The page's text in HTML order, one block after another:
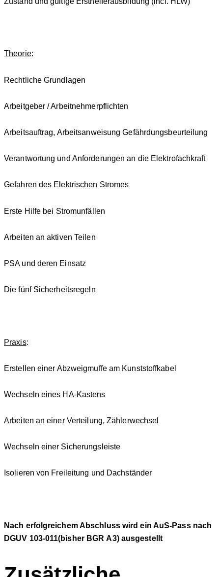
Theorie:
Rechtliche Grundlagen
Arbeitgeber / Arbeitnehmerpflichten
Arbeitsauftrag, Arbeitsanweisung Gefährdungsbeurteilung
Verantwortung und Anforderungen an die Elektrofachkraft
Gefahren des Elektrischen Stromes
Erste Hilfe bei Stromunfällen
Arbeiten an aktiven Teilen
PSA und deren Einsatz
Die fünf Sicherheitsregeln
Praxis:
Erstellen einer Abzweigmuffe am Kunststoffkabel
Wechseln eines HA-Kastens
Arbeiten an einer Verteilung, Zählerwechsel
Wechseln einer Sicherungsleiste
Isolieren von Freileitung und Dachständer
Nach erfolgreichem Abschluss wird ein AuS-Pass nach
DGUV 103-011(bisher BGR A3) ausgestellt